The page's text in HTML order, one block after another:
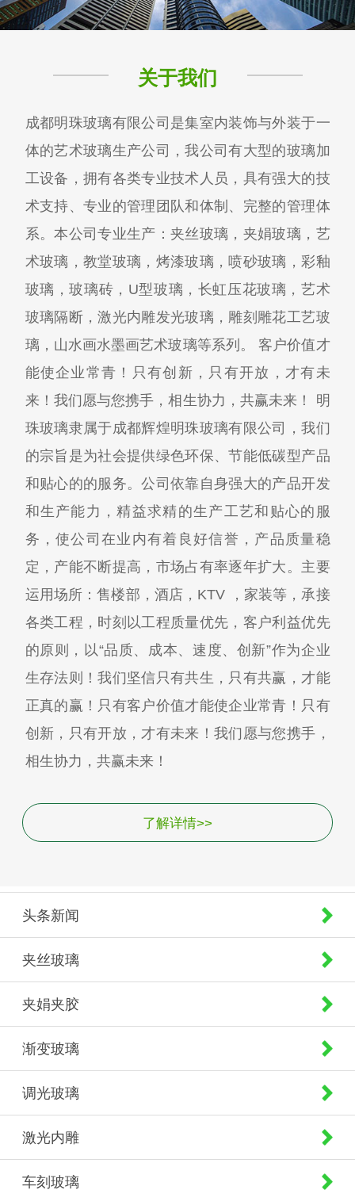
关于我们
成都明珠玻璃有限公司是集室内装饰与外装于一
体的艺术玻璃生产公司，我公司有大型的玻璃加
工设备，拥有各类专业技术人员，具有强大的技
术支持、专业的管理团队和体制、完整的管理体
系。本公司专业生产：夹丝玻璃，夹娟玻璃，艺
术玻璃，教堂玻璃，烤漆玻璃，喷砂玻璃，彩釉
玻璃，玻璃砖，U型玻璃，长虹压花玻璃，艺术
玻璃隔断，激光内雕发光玻璃，雕刻雕花工艺玻
璃，山水画水墨画艺术玻璃等系列。 客户价值才
能使企业常青！只有创新，只有开放，才有未
来！我们愿与您携手，相生协力，共赢未来！ 明
珠玻璃隶属于成都辉煌明珠玻璃有限公司，我们
的宗旨是为社会提供绿色环保、节能低碳型产品
和贴心的的服务。公司依靠自身强大的产品开发
和生产能力，精益求精的生产工艺和贴心的服
务，使公司在业内有着良好信誉，产品质量稳
定，产能不断提高，市场占有率逐年扩大。主要
运用场所：售楼部，酒店，KTV ，家装等，承接
各类工程，时刻以工程质量优先，客户利益优先
的原则，以“品质、成本、速度、创新”作为企业
生存法则！我们坚信只有共生，只有共赢，才能
正真的赢！只有客户价值才能使企业常青！只有
创新，只有开放，才有未来！我们愿与您携手，
相生协力，共赢未来！
了解详情>>
头条新闻
夹丝玻璃
夹娟夹胶
渐变玻璃
调光玻璃
激光内雕
车刻玻璃